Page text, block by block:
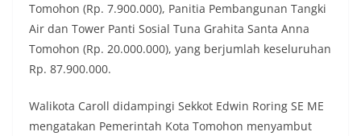
Tomohon (Rp. 7.900.000), Panitia Pembangunan Tangki
Air dan Tower Panti Sosial Tuna Grahita Santa Anna
Tomohon (Rp. 20.000.000), yang berjumlah keseluruhan
Rp. 87.900.000.
Walikota Caroll didampingi Sekkot Edwin Roring SE ME
mengatakan Pemerintah Kota Tomohon menyambut